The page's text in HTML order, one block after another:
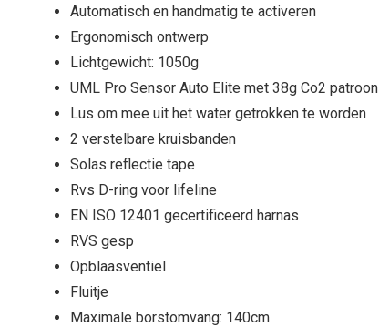
Automatisch en handmatig te activeren
Ergonomisch ontwerp
Lichtgewicht: 1050g
UML Pro Sensor Auto Elite met 38g Co2 patroon
Lus om mee uit het water getrokken te worden
2 verstelbare kruisbanden
Solas reflectie tape
Rvs D-ring voor lifeline
EN ISO 12401 gecertificeerd harnas
RVS gesp
Opblaasventiel
Fluitje
Maximale borstomvang: 140cm